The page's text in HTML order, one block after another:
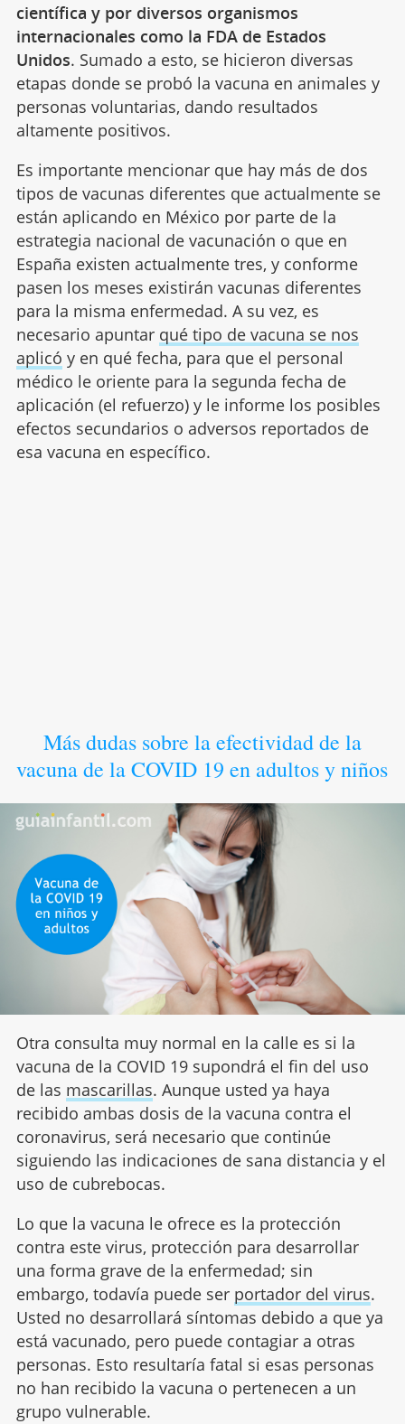
científica y por diversos organismos
internacionales como la FDA de Estados
Unidos. Sumado a esto, se hicieron diversas
etapas donde se probó la vacuna en animales y
personas voluntarias, dando resultados
altamente positivos.
Es importante mencionar que hay más de dos
tipos de vacunas diferentes que actualmente se
están aplicando en México por parte de la
estrategia nacional de vacunación o que en
España existen actualmente tres, y conforme
pasen los meses existirán vacunas diferentes
para la misma enfermedad. A su vez, es
necesario apuntar qué tipo de vacuna se nos
aplicó y en qué fecha, para que el personal
médico le oriente para la segunda fecha de
aplicación (el refuerzo) y le informe los posibles
efectos secundarios o adversos reportados de
esa vacuna en específico.
Más dudas sobre la efectividad de la
vacuna de la COVID 19 en adultos y niños
Otra consulta muy normal en la calle es si la
vacuna de la COVID 19 supondrá el fin del uso
de las mascarillas. Aunque usted ya haya
recibido ambas dosis de la vacuna contra el
coronavirus, será necesario que continúe
siguiendo las indicaciones de sana distancia y el
uso de cubrebocas.
Lo que la vacuna le ofrece es la protección
contra este virus, protección para desarrollar
una forma grave de la enfermedad; sin
embargo, todavía puede ser portador del virus.
Usted no desarrollará síntomas debido a que ya
está vacunado, pero puede contagiar a otras
personas. Esto resultaría fatal si esas personas
no han recibido la vacuna o pertenecen a un
grupo vulnerable.